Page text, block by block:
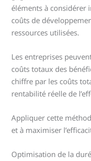
éléments à considérer
coûts de
ressources utilisées.
Les entreprises
coûts totaux des
chiffre par les coûts
rentabilité réelle de
Appliquer cette
et à maximiser
Optimisation de la